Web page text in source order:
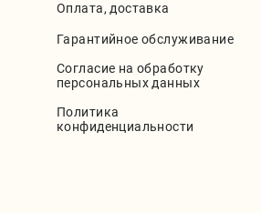
Оплата, доставка
Гарантийное обслуживание
Согласие на обработку
персональных данных
Политика
конфиденциальности